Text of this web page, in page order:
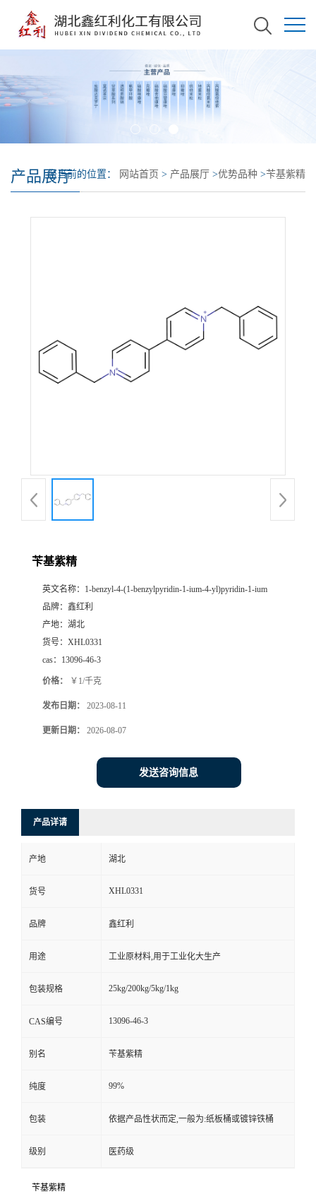
产品展厅您当前的位置： 网站首页 > 产品展厅 >优势品种 >苄基紫精
苄基紫精
英文名称： 1-benzyl-4-(1-benzylpyridin-1-ium-4-yl)pyridin-1-ium
品牌： 鑫红利
产地： 湖北
货号： XHL0331
cas： 13096-46-3
价格： ￥1/千克
发布日期： 2023-08-11
更新日期： 2026-08-07
发送咨询信息
产品详请
产地 湖北
货号 XHL0331
品牌 鑫红利
用途 工业原材料,用于工业化大生产
包装规格 25kg/200kg/5kg/1kg
CAS编号 13096-46-3
别名 苄基紫精
纯度 99%
包装 依据产品性状而定,一般为:纸板桶或镀锌铁桶
级别 医药级
苄基紫精